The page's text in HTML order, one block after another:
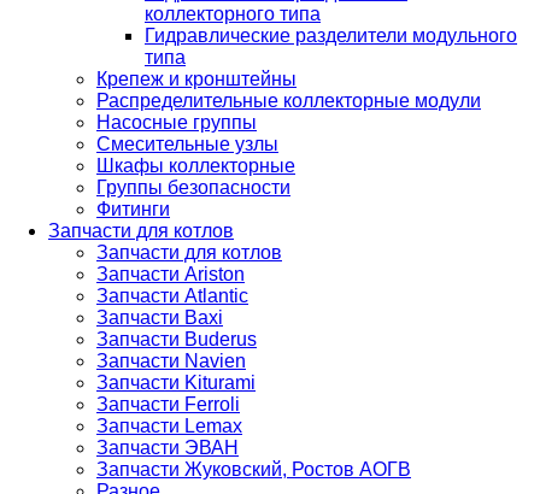
коллекторного типа
Гидравлические разделители модульного
типа
Крепеж и кронштейны
Распределительные коллекторные модули
Насосные группы
Смесительные узлы
Шкафы коллекторные
Группы безопасности
Фитинги
Запчасти для котлов
Запчасти для котлов
Запчасти Ariston
Запчасти Atlantic
Запчасти Baxi
Запчасти Buderus
Запчасти Navien
Запчасти Kiturami
Запчасти Ferroli
Запчасти Lemax
Запчасти ЭВАН
Запчасти Жуковский, Ростов АОГВ